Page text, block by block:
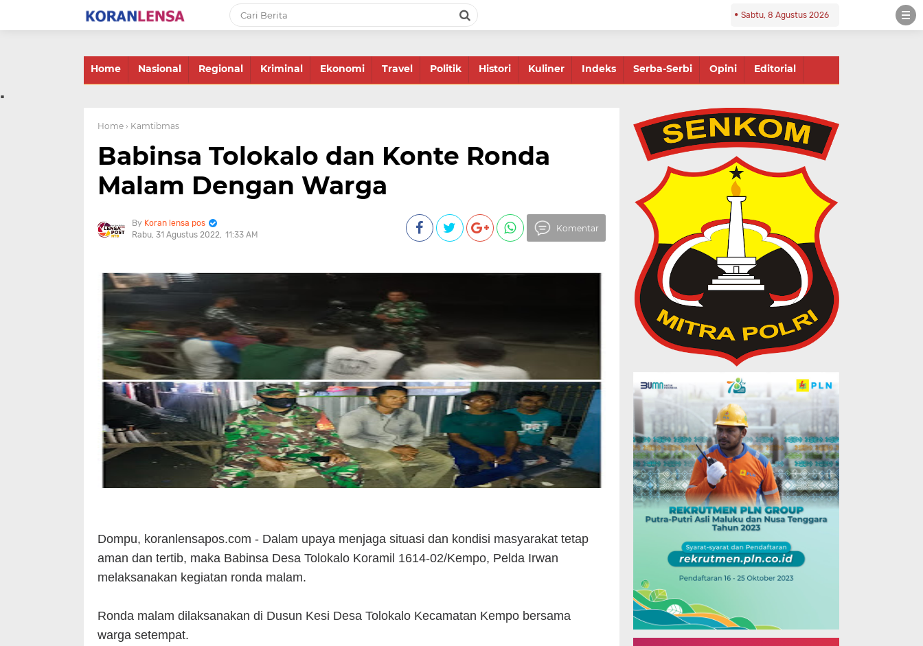
Sabtu, 8 Agustus 2026
Home Nasional Regional Kriminal Ekonomi Travel Politik Histori Kuliner Indeks Serba-Serbi Opini Editorial
.
Home › Kamtibmas
Babinsa Tolokalo dan Konte Ronda
Malam Dengan Warga
Koran lensa pos
Rabu, 31 Agustus 2022 11:33 AM
Komentar
Dompu, koranlensapos.com - Dalam upaya menjaga situasi dan kondisi masyarakat tetap
aman dan tertib, maka Babinsa Desa Tolokalo Koramil 1614-02/Kempo, Pelda Irwan
melaksanakan kegiatan ronda malam.
Ronda malam dilaksanakan di Dusun Kesi Desa Tolokalo Kecamatan Kempo bersama
warga setempat.